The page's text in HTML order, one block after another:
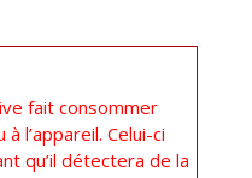
fait consommer
l’appareil. Celui-ci
qu’il détectera de la